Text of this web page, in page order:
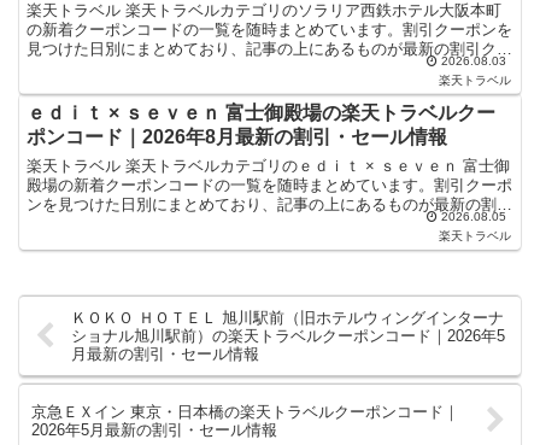
楽天トラベル 楽天トラベルカテゴリのソラリア西鉄ホテル大阪本町
の新着クーポンコードの一覧を随時まとめています。割引クーポンを
見つけた日別にまとめており、記事の上にあるものが最新の割引クー
ポンになります。ホテル・旅館宿泊の予約などで使えるクー...2026.08.03
楽天トラベル
ｅｄｉｔ × ｓｅｖｅｎ 富士御殿場の楽天トラベルクー
ポンコード｜2026年8月最新の割引・セール情報
楽天トラベル 楽天トラベルカテゴリのｅｄｉｔ × ｓｅｖｅｎ 富士御
殿場の新着クーポンコードの一覧を随時まとめています。割引クーポ
ンを見つけた日別にまとめており、記事の上にあるものが最新の割引
2026.08.05
楽天トラベル
ＫＯＫＯ ＨＯＴＥＬ 旭川駅前（旧ホテルウィングインターナ
ショナル旭川駅前）の楽天トラベルクーポンコード｜2026年5
月最新の割引・セール情報
京急ＥＸイン 東京・日本橋の楽天トラベルクーポンコード｜
2026年5月最新の割引・セール情報